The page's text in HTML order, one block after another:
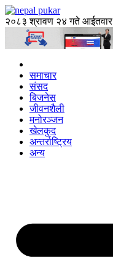
२०८३ श्रावण २४ गते आईतवार
समाचार
संसद
बिजनेस
जीवनशैली
मनोरञ्जन
खेलकुद
अन्तर्राष्ट्रिय
अन्य